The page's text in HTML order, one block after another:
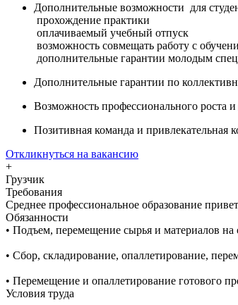
Дополнительные возможности для
прохождение практики
оплачиваемый учебный отпуск
возможность совмещать работу с
дополнительные гарантии молодым
Дополнительные гарантии по
Возможность профессионального роста и
Позитивная команда и привлекательная
Откликнуться на вакансию
+
Грузчик
Требования
Среднее профессиональное образование
Обязанности
• Подъем, перемещение сырья и материалов на
• Сбор, складирование, опаллетирование,
• Перемещение и опаллетирование готового
Условия труда